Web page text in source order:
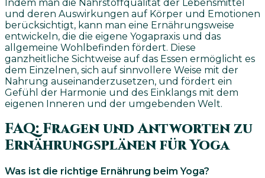
Indem man die Nährstoffqualität der Lebensmittel
und deren Auswirkungen auf Körper und Emotionen
berücksichtigt, kann man eine Ernährungsweise
entwickeln, die die eigene Yogapraxis und das
allgemeine Wohlbefinden fördert. Diese
ganzheitliche Sichtweise auf das Essen ermöglicht es
dem Einzelnen, sich auf sinnvollere Weise mit der
Nahrung auseinanderzusetzen, und fördert ein
Gefühl der Harmonie und des Einklangs mit dem
eigenen Inneren und der umgebenden Welt.
FAQ: Fragen und Antworten zu
Ernährungsplänen für Yoga
Was ist die richtige Ernährung beim Yoga?